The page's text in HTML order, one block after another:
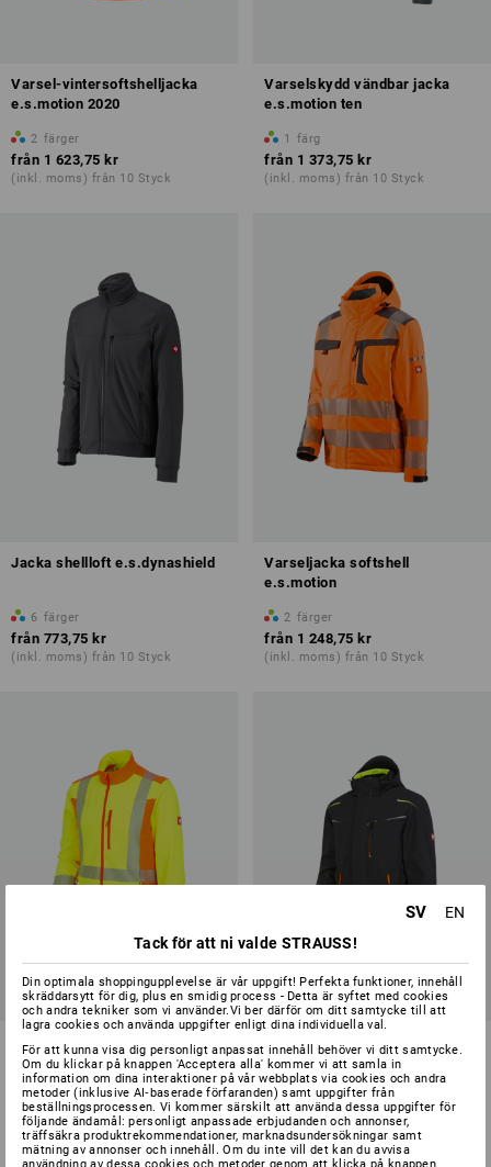
Varsel-vintersoftshelljacka
e.s.motion 2020
2 färger
från 1 623,75 kr
(inkl. moms) från 10 Styck
Varselskydd vändbar jacka
e.s.motion ten
1 färg
från 1 373,75 kr
(inkl. moms) från 10 Styck
Jacka shellloft e.s.dynashield
6 färger
från 773,75 kr
(inkl. moms) från 10 Styck
Varseljacka softshell
e.s.motion
2 färger
från 1 248,75 kr
(inkl. moms) från 10 Styck
Varsel-softshelljacka softlight
e.s.motion 2020
2 färger
från 898,75 kr
(inkl. moms) från 10 Styck
Vinter softshelljacka
e.s.motion 2020, herrar
15 färger
från 1 123,75 kr
(inkl. moms) från 10 Styck
SV
EN
Tack för att ni valde STRAUSS!
Din optimala shoppingupplevelse är vår uppgift! Perfekta funktioner, innehåll
skräddarsytt för dig, plus en smidig process - Detta är syftet med cookies
och andra tekniker som vi använder.Vi ber därför om ditt samtycke till att
lagra cookies och använda uppgifter enligt dina individuella val.
För att kunna visa dig personligt anpassat innehåll behöver vi ditt samtycke.
Om du klickar på knappen 'Acceptera alla' kommer vi att samla in
information om dina interaktioner på vår webbplats via cookies och andra
metoder (inklusive AI‑baserade förfaranden) samt uppgifter från
beställningsprocessen. Vi kommer särskilt att använda dessa uppgifter för
följande ändamål: personligt anpassade erbjudanden och annonser,
träffsäkra produktrekommendationer, marknadsundersökningar samt
mätning av annonser och innehåll. Om du inte vill det kan du avvisa
användning av dessa cookies och metoder genom att klicka på knappen